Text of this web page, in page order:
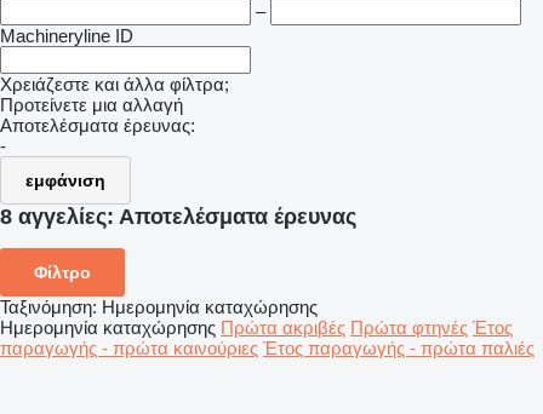
–
Machineryline ID
Χρειάζεστε και άλλα φίλτρα;
Προτείνετε μια αλλαγή
Αποτελέσματα έρευνας:
-
εμφάνιση
8 αγγελίες: Αποτελέσματα έρευνας
Φίλτρο
Ταξινόμηση: Ημερομηνία καταχώρησης
Ημερομηνία καταχώρησης Πρώτα ακριβές Πρώτα φτηνές Έτος
παραγωγής - πρώτα καινούριες Έτος παραγωγής - πρώτα παλιές